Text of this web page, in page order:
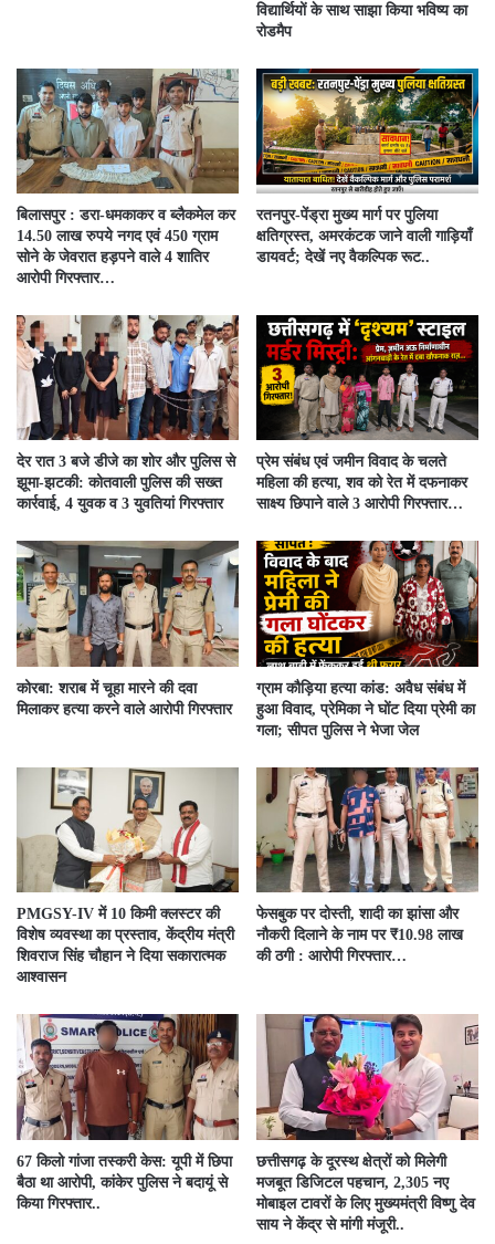
विद्यार्थियों के साथ साझा किया भविष्य का
रोडमैप
बिलासपुर : डरा-धमकाकर व ब्लैकमेल कर
14.50 लाख रुपये नगद एवं 450 ग्राम
सोने के जेवरात हड़पने वाले 4 शातिर
आरोपी गिरफ्तार…
रतनपुर-पेंड्रा मुख्य मार्ग पर पुलिया
क्षतिग्रस्त, अमरकंटक जाने वाली गाड़ियाँ
डायवर्ट; देखें नए वैकल्पिक रूट..
देर रात 3 बजे डीजे का शोर और पुलिस से
झूमा-झटकी: कोतवाली पुलिस की सख्त
कार्रवाई, 4 युवक व 3 युवतियां गिरफ्तार
प्रेम संबंध एवं जमीन विवाद के चलते
महिला की हत्या, शव को रेत में दफनाकर
साक्ष्य छिपाने वाले 3 आरोपी गिरफ्तार…
कोरबा: शराब में चूहा मारने की दवा
मिलाकर हत्या करने वाले आरोपी गिरफ्तार
ग्राम कौड़िया हत्या कांड: अवैध संबंध में
हुआ विवाद, प्रेमिका ने घोंट दिया प्रेमी का
गला; सीपत पुलिस ने भेजा जेल
PMGSY-IV में 10 किमी क्लस्टर की
विशेष व्यवस्था का प्रस्ताव, केंद्रीय मंत्री
शिवराज सिंह चौहान ने दिया सकारात्मक
आश्वासन
फेसबुक पर दोस्ती, शादी का झांसा और
नौकरी दिलाने के नाम पर ₹10.98 लाख
की ठगी : आरोपी गिरफ्तार…
67 किलो गांजा तस्करी केस: यूपी में छिपा
बैठा था आरोपी, कांकेर पुलिस ने बदायूं से
किया गिरफ्तार..
छत्तीसगढ़ के दूरस्थ क्षेत्रों को मिलेगी
मजबूत डिजिटल पहचान, 2,305 नए
मोबाइल टावरों के लिए मुख्यमंत्री विष्णु देव
साय ने केंद्र से मांगी मंजूरी..